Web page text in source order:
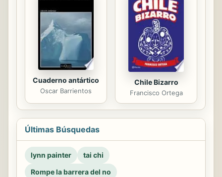
Cuaderno antártico
Oscar Barrientos
Chile Bizarro
Francisco Ortega
Últimas Búsquedas
lynn painter
tai chi
Rompe la barrera del no